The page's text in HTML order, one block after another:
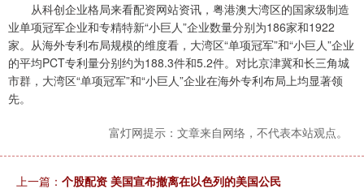
从科创企业格局来看配资网站资讯，粤港澳大湾区的国家级制造
业单项冠军企业和专精特新“小巨人”企业数量分别为186家和1922
家。从海外专利布局规模的维度看，大湾区“单项冠军”和“小巨人”企业
的平均PCT专利量分别约为188.3件和5.2件。对比京津冀和长三角城
市群，大湾区“单项冠军”和“小巨人”企业在海外专利布局上均显著领
先。
富灯网提示：文章来自网络，不代表本站观点。
上一篇： 个股配资 美国宣布撤离在以色列的美国公民